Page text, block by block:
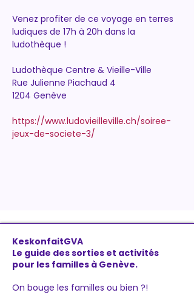
Venez profiter de ce voyage en terres
ludiques de 17h à 20h dans la
ludothèque !
Ludothèque Centre & Vieille-Ville
Rue Julienne Piachaud 4
1204 Genève
https://www.ludovieilleville.ch/soiree-
jeux-de-societe-3/
KeskonfaitGVA
Le guide des sorties et activités
pour les familles à Genève.
On bouge les familles ou bien ?!